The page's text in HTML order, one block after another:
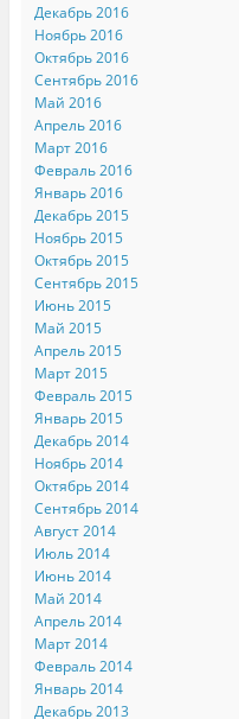
Декабрь 2016
Ноябрь 2016
Октябрь 2016
Сентябрь 2016
Май 2016
Апрель 2016
Март 2016
Февраль 2016
Январь 2016
Декабрь 2015
Ноябрь 2015
Октябрь 2015
Сентябрь 2015
Июнь 2015
Май 2015
Апрель 2015
Март 2015
Февраль 2015
Январь 2015
Декабрь 2014
Ноябрь 2014
Октябрь 2014
Сентябрь 2014
Август 2014
Июль 2014
Июнь 2014
Май 2014
Апрель 2014
Март 2014
Февраль 2014
Январь 2014
Декабрь 2013